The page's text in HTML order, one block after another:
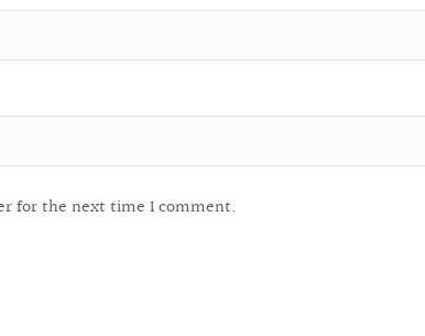
for the next time I comment.